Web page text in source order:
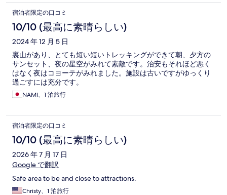
宿泊者限定の口コミ
10/10 (最高に素晴らしい)
2024 年 12 月 5 日
裏山があり、とても短い短いトレッキングができて朝、夕方の
サンセット、夜の星空がみれて素敵です。治安もそれほど悪く
はなく夜はコヨーテがみれました。施設は古いですがゆっくり
過ごすには充分です。
NAMI、1 泊旅行
宿泊者限定の口コミ
10/10 (最高に素晴らしい)
2026 年 7 月 17 日
Google で翻訳
Safe area to be and close to attractions.
Christy、1 泊旅行